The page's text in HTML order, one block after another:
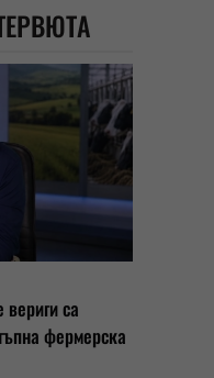
са
фермерска